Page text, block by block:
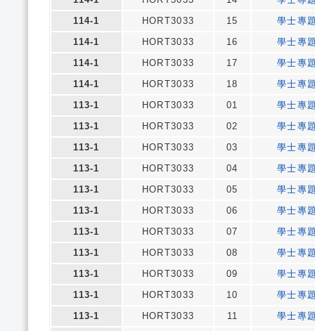
114-1
HORT3033 15
學士專
114-1
HORT3033 16
學士專
114-1
HORT3033 17
學士專
114-1
HORT3033 18
學士專
113-1
HORT3033 01
學士專
113-1
HORT3033 02
學士專
113-1
HORT3033 03
學士專
113-1
HORT3033 04
學士專
113-1
HORT3033 05
學士專
113-1
HORT3033 06
學士專
113-1
HORT3033 07
學士專
113-1
HORT3033 08
學士專
113-1
HORT3033 09
學士專
113-1
HORT3033 10
學士專
113-1
HORT3033 11
學士專